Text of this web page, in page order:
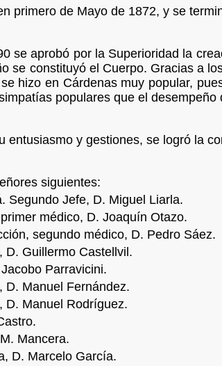
primero de Mayo de 1872, y se
se aprobó por la Superioridad la
se constituyó el Cuerpo. Gracias a
hizo en Cárdenas muy popular,
populares que el desempeño
entusiasmo y gestiones, se logró la
siguientes:
Segundo Jefe, D. Miguel Liarla.
médico, D. Joaquín Otazo.
segundo médico, D. Pedro Sáez.
D. Guillermo Castellvil.
Parravicini.
D. Manuel Fernández.
D. Manuel Rodríguez.
Mancera.
D. Marcelo García.